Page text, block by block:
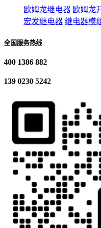
欧姆龙继电器 欧姆龙
宏发继电器 继电器模
全国服务热线
400 1386 882
139 0230 5242